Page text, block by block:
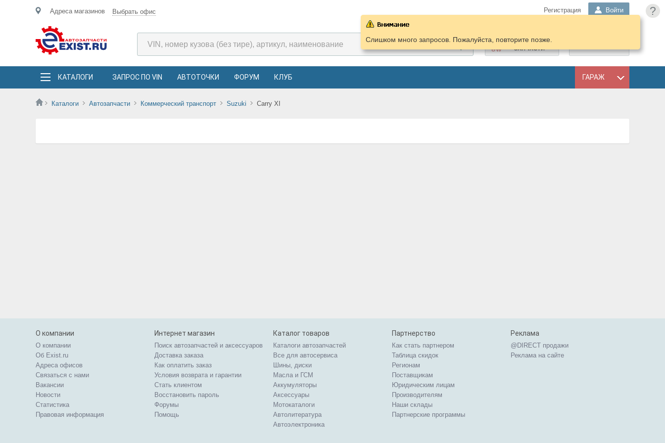
?
Адреса магазинов Выбрать офис Регистрация Войти
ПОДОБРАТЬ
ЗАПЧАСТИ
КАТАЛОГИ ЗАПРОС ПО VIN АВТОТОЧКИ ФОРУМ КЛУБ ГАРАЖ
Каталоги Автозапчасти Коммерческий транспорт Suzuki Carry XI
Слишком много запросов. Пожалуйста, повторите позже.
О компании
О компании
Об Exist.ru
Адреса офисов
Связаться с нами
Вакансии
Новости
Статистика
Правовая информация
Интернет магазин
Поиск автозапчастей и аксессуаров
Доставка заказа
Как оплатить заказ
Условия возврата и гарантии
Стать клиентом
Восстановить пароль
Форумы
Помощь
Каталог товаров
Каталоги автозапчастей
Все для автосервиса
Шины, диски
Масла и ГСМ
Аккумуляторы
Аксессуары
Мотокаталоги
Автолитература
Автоэлектроника
Партнерство
Как стать партнером
Таблица скидок
Регионам
Поставщикам
Юридическим лицам
Производителям
Наши склады
Партнерские программы
Реклама
@DIRECT продажи
Реклама на сайте